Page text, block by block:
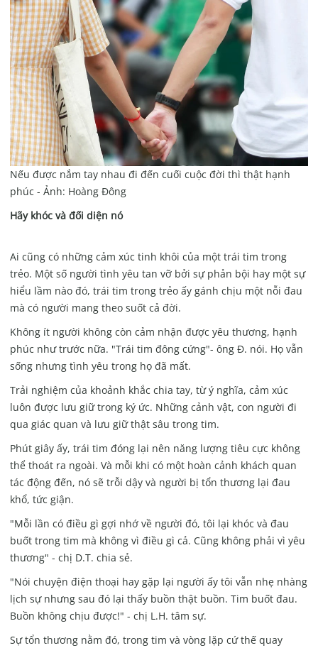
Nếu được nắm tay nhau đi đến cuối cuộc đời thì thật hạnh
phúc - Ảnh: Hoàng Đông
Hãy khóc và đối diện nó
Ai cũng có những cảm xúc tinh khôi của một trái tim trong
trẻo. Một số người tình yêu tan vỡ bởi sự phản bội hay một sự
hiểu lầm nào đó, trái tim trong trẻo ấy gánh chịu một nỗi đau
mà có người mang theo suốt cả đời.
Không ít người không còn cảm nhận được yêu thương, hạnh
phúc như trước nữa. "Trái tim đông cứng"- ông Đ. nói. Họ vẫn
sống nhưng tình yêu trong họ đã mất.
Trải nghiệm của khoảnh khắc chia tay, từ ý nghĩa, cảm xúc
luôn được lưu giữ trong ký ức. Những cảnh vật, con người đi
qua giác quan và lưu giữ thật sâu trong tim.
Phút giây ấy, trái tim đóng lại nên năng lượng tiêu cực không
thể thoát ra ngoài. Và mỗi khi có một hoàn cảnh khách quan
tác động đến, nó sẽ trỗi dậy và người bị tổn thương lại đau
khổ, tức giận.
"Mỗi lần có điều gì gợi nhớ về người đó, tôi lại khóc và đau
buốt trong tim mà không vì điều gì cả. Cũng không phải vì yêu
thương" - chị D.T. chia sẻ.
"Nói chuyện điện thoại hay gặp lại người ấy tôi vẫn nhẹ nhàng
lịch sự nhưng sau đó lại thấy buồn thật buồn. Tim buốt đau.
Buồn không chịu được!" - chị L.H. tâm sự.
Sự tổn thương nằm đó, trong tim và vòng lặp cứ thế quay